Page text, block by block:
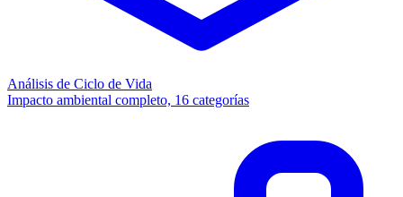
Análisis de Ciclo de Vida
Impacto ambiental completo, 16 categorías